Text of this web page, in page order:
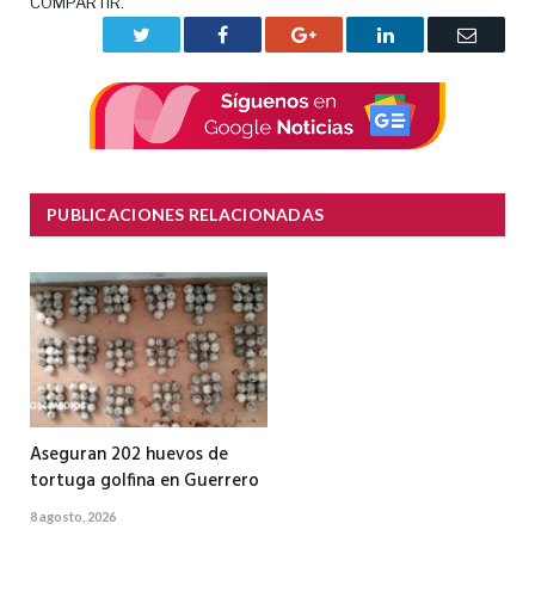
Facebook Google+ LinkedIn
Correo
PUBLICACIONES RELACIONADAS
Aseguran 202 huevos de
tortuga golfina en Guerrero
8 agosto, 2026